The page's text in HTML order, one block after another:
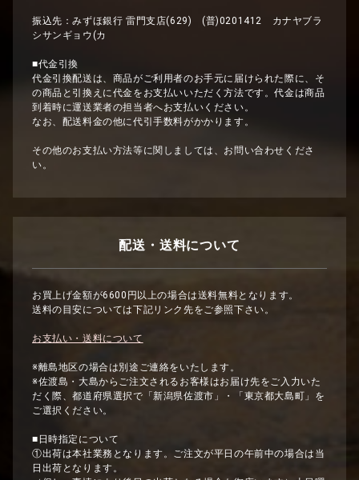
振込先：みずほ銀行 雷門支店(629) (普)0201412 カナヤブラ
シサンギョウ(カ
■代金引換
代金引換配送は、商品がご利用者のお手元に届けられた際に、そ
の商品と引換えに代金をお支払いいただく方法です。代金は商品
到着時に運送業者の担当者へお支払いください。
なお、配送料金の他に代引手数料がかかります。
その他のお支払い方法等に関しましては、お問い合わせくださ
い。
配送・送料について
お買上げ金額が6600円以上の場合は送料無料となります。
送料の目安については下記リンク先をご参照下さい。
お支払い・送料について
※離島地区の場合は別途ご連絡をいたします。
※佐渡島・大島からご注文されるお客様はお届け先をご入力いた
だく際、都道府県選択で「新潟県佐渡市」・「東京都大島町」を
ご選択ください。
■日時指定について
①出荷は本社業務となります。ご注文が平日の午前中の場合は当
日出荷となります。